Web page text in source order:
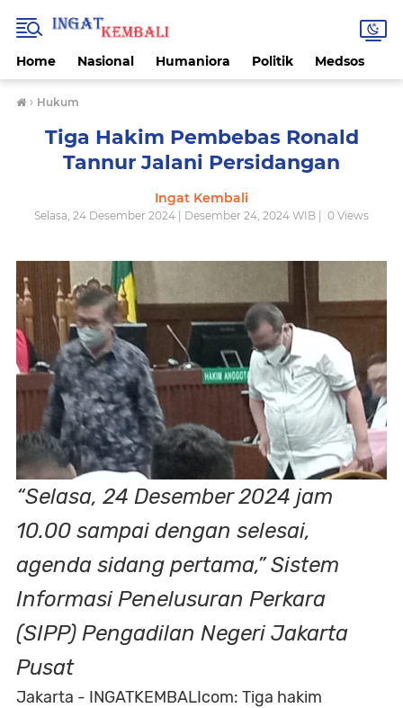
Home Nasional Humaniora Politik Medsos
› Hukum
Tiga Hakim Pembebas Ronald
Tannur Jalani Persidangan
Ingat Kembali
Selasa, 24 Desember 2024 | Desember 24, 2024 WIB | 0 Views
“Selasa, 24 Desember 2024 jam
10.00 sampai dengan selesai,
agenda sidang pertama,” Sistem
Informasi Penelusuran Perkara
(SIPP) Pengadilan Negeri Jakarta
Pusat
Jakarta - INGATKEMBALIcom: Tiga hakim